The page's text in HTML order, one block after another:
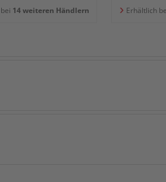
14 weiteren Händlern Erhältlich